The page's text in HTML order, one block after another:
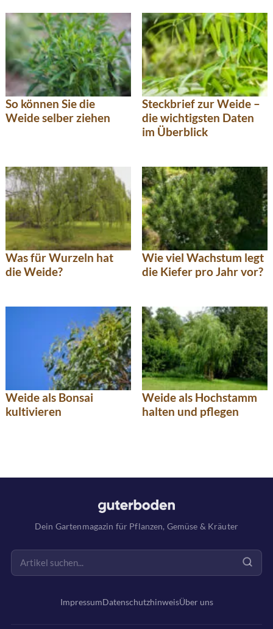
So können Sie die
Weide selber ziehen
Steckbrief zur Weide –
die wichtigsten Daten
im Überblick
Was für Wurzeln hat
die Weide?
Wie viel Wachstum legt
die Kiefer pro Jahr vor?
Weide als Bonsai
kultivieren
Weide als Hochstamm
halten und pflegen
Dein Gartenmagazin für Pflanzen, Gemüse & Kräuter
ImpressumDatenschutzhinweisÜber uns